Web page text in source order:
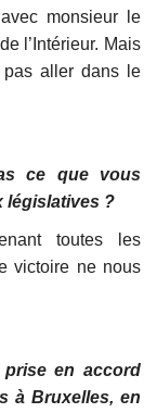
monsieur le
l’Intérieur. Mais
pas aller dans le
ce que vous
législatives ?
toutes les
victoire ne nous
en accord
à Bruxelles, en